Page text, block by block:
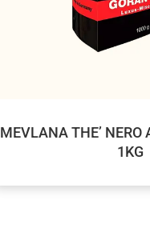
MEVLANA THE’ NERO
1KG